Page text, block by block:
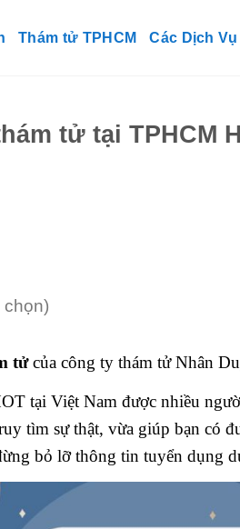
Thám tử TPHCM Các Dịch Vụ
tử tại TPHCM
chọn)
tửcủa công ty thám tử Nhân
tại Việt Nam được nhiều
tìm sự thật, vừa giúp bạn có
bỏ lỡ thông tin tuyển dụng